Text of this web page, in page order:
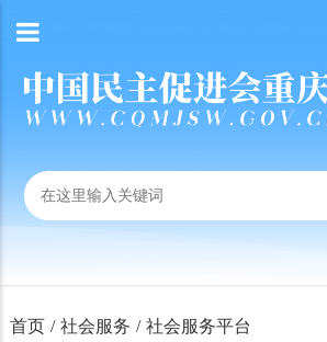
首页 / 社会服务 / 社会服务平台